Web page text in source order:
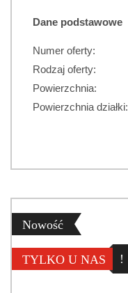
Dane podstawowe
Numer oferty:
Rodzaj oferty:
Powierzchnia:
Powierzchnia działki:
Nowość
TYLKO U NAS !